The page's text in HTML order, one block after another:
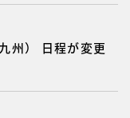
州） 日程が変更